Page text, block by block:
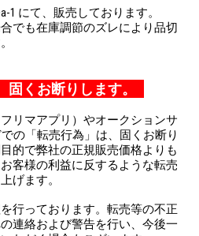
1 にて、販売しております。
でも在庫調節のズレにより品切
くお断りします。
リマアプリ）やオークションサ
の「転売行為」は、固くお断り
的で弊社の正規販売価格よりも
客様の利益に反するような転売
げます。
行っております。転売等の不正
連絡および警告を行い、今後一